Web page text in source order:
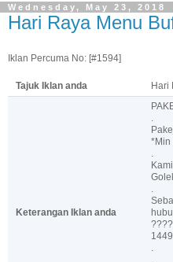
Wednesday, May 23, 2018
Hari Raya Menu
Iklan Percuma No: [#1594]
Tajuk Iklan anda Hari
Keterangan Iklan anda
.
*Min
.
.
.
.